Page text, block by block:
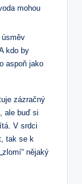
mohou
úsměv
kdo by
aspoň jako
zázračný
ale buď si
V srdci
tak se k
nějaký